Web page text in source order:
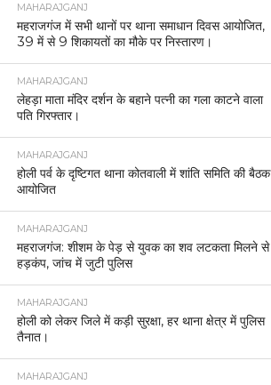
MAHARAJGANJ
महराजगंज में सभी थानों पर थाना समाधान दिवस आयोजित,
39 में से 9 शिकायतों का मौके पर निस्तारण।
MAHARAJGANJ
लेहड़ा माता मंदिर दर्शन के बहाने पत्नी का गला काटने वाला
पति गिरफ्तार।
MAHARAJGANJ
होली पर्व के दृष्टिगत थाना कोतवाली में शांति समिति की बैठक
आयोजित
MAHARAJGANJ
महराजगंज: शीशम के पेड़ से युवक का शव लटकता मिलने से
हड़कंप, जांच में जुटी पुलिस
MAHARAJGANJ
होली को लेकर जिले में कड़ी सुरक्षा, हर थाना क्षेत्र में पुलिस
तैनात।
MAHARAJGANJ